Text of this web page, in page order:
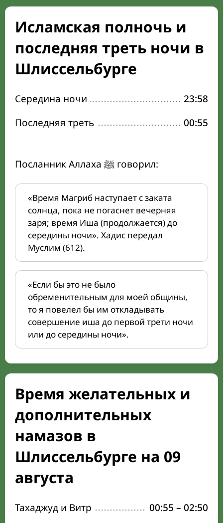
Исламская полночь и
последняя треть ночи в
Шлиссельбурге
Середина ночи
23:58
Последняя треть
00:55
Посланник Аллаха ﷺ говорил:
«Время Магриб наступает с заката
солнца, пока не погаснет вечерняя
заря; время Иша (продолжается) до
середины ночи». Хадис передал
Муслим (612).
«Если бы это не было
обременительным для моей общины,
то я повелел бы им откладывать
совершение иша до первой трети ночи
или до середины ночи».
Время желательных и
дополнительных
намазов в
Шлиссельбурге на 09
августа
Тахаджуд и Витр 00:55 – 02:50